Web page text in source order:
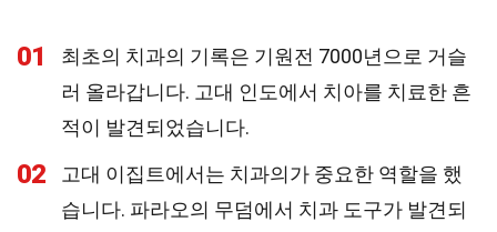
01
최초의 치과의 기록은 기원전 7000년으로 거슬
러 올라갑니다. 고대 인도에서 치아를 치료한 흔
적이 발견되었습니다.
02
고대 이집트에서는 치과의가 중요한 역할을 했
습니다. 파라오의 무덤에서 치과 도구가 발견되